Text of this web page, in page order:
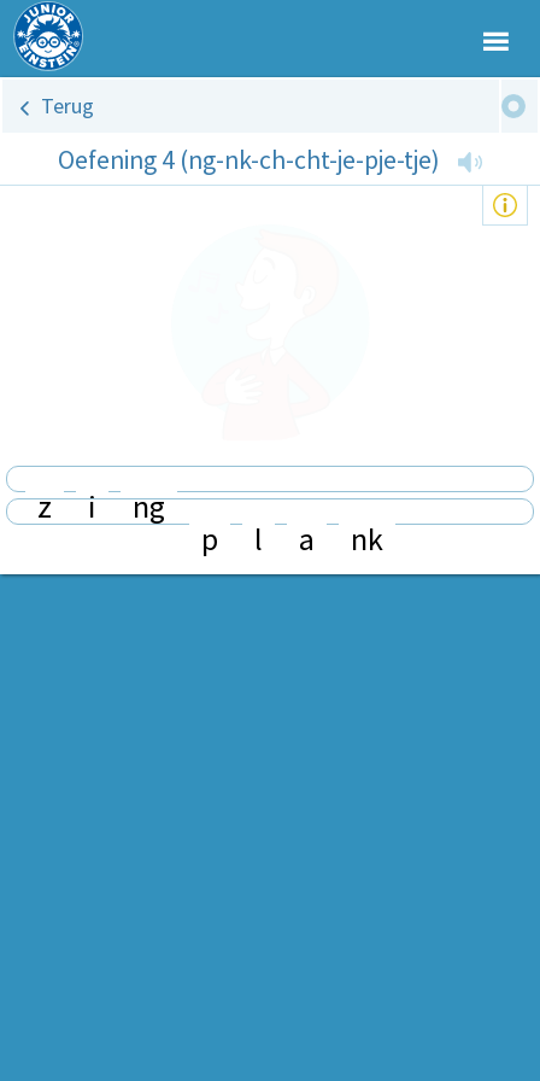
Terug
Oefening 4 (ng-nk-ch-cht-je-pje-tje)
z i
ng
p
l a nk